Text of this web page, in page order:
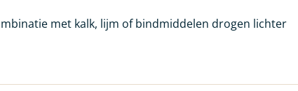
met kalk, lijm of bindmiddelen drogen lichter